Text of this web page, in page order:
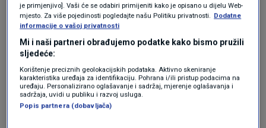
❗Colata detritica segnalata a Varzo, nel Verbano. Video di
Omar Pedrola.pic.twitter.com/Z077bYDYDw
— Italia 24H Live 🔴 – Notizie dall'Italia (@Italia24HLive)
August 29, 2025
Dan prije, hitne službe su odgovorile na oko
1300 hitnih poziva diljem zemlje zbog oluje.
je primjenjivo]. Vaši će se odabiri primijeniti kako je opisano u dijelu Web-
mjesto. Za više pojedinosti pogledajte našu Politiku privatnosti. Dodatne
informacije o vašoj privatnosti
Mi i naši partneri obrađujemo podatke kako bismo pružili
sljedeće:
Korištenje preciznih geolokacijskih podataka. Aktivno skeniranje
karakteristika uređaja za identifikaciju. Pohrana i/ili pristup podacima na
uređaju. Personalizirano oglašavanje i sadržaj, mjerenje oglašavanja i
sadržaja, uvidi u publiku i razvoj usluga.
Popis partnera (dobavljača)